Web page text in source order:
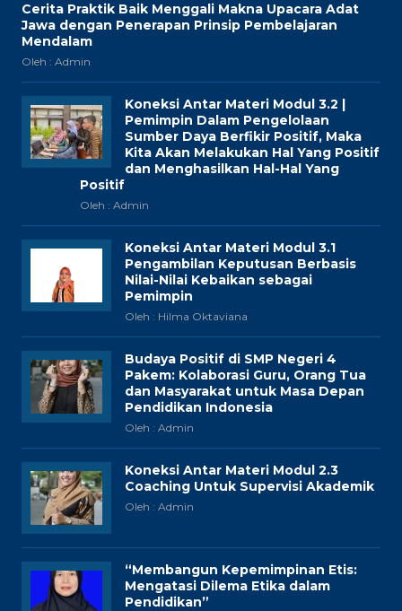
Cerita Praktik Baik Menggali Makna Upacara Adat
Jawa dengan Penerapan Prinsip Pembelajaran
Mendalam
Oleh : Admin
Koneksi Antar Materi Modul 3.2 |
Pemimpin Dalam Pengelolaan
Sumber Daya Berfikir Positif, Maka
Kita Akan Melakukan Hal Yang Positif
dan Menghasilkan Hal-Hal Yang
Positif
Oleh : Admin
Koneksi Antar Materi Modul 3.1
Pengambilan Keputusan Berbasis
Nilai-Nilai Kebaikan sebagai
Pemimpin
Oleh : Hilma Oktaviana
Budaya Positif di SMP Negeri 4
Pakem: Kolaborasi Guru, Orang Tua
dan Masyarakat untuk Masa Depan
Pendidikan Indonesia
Oleh : Admin
Koneksi Antar Materi Modul 2.3
Coaching Untuk Supervisi Akademik
Oleh : Admin
“Membangun Kepemimpinan Etis:
Mengatasi Dilema Etika dalam
Pendidikan”